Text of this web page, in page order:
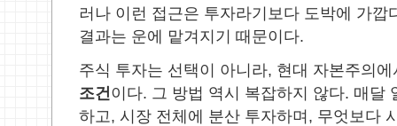
러나 이런 접근은 투자라기보다 도박에 가깝
결과는 운에 맡겨지기 때문이다.
주식 투자는 선택이 아니라, 현대 자본주의
조건이다. 그 방법 역시 복잡하지 않다. 매달
하고, 시장 전체에 분산 투자하며 , 무엇보다